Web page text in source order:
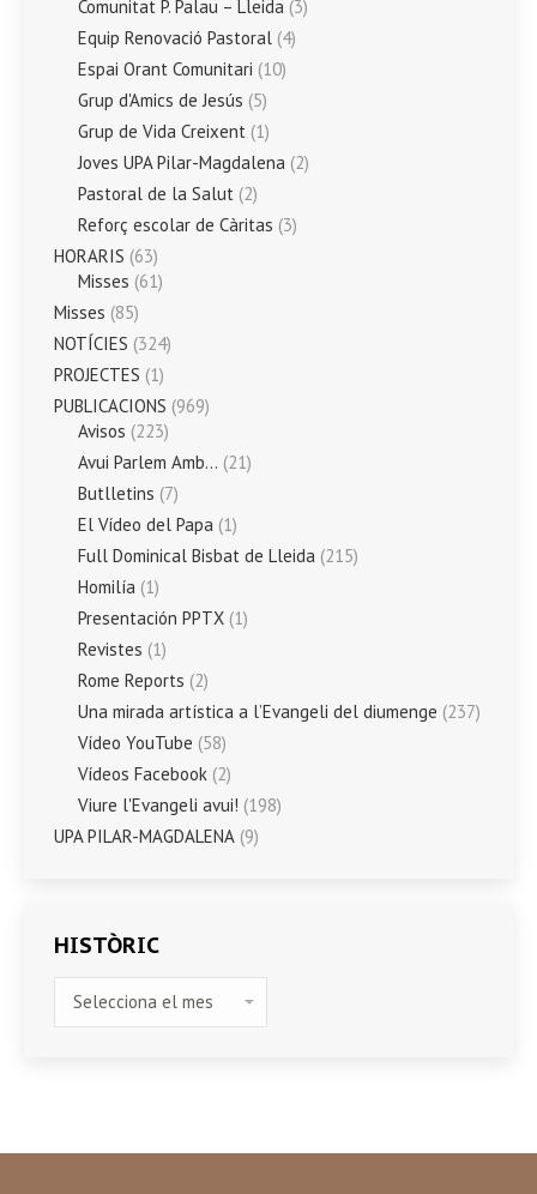
Comunitat P. Palau – Lleida (3)
Equip Renovació Pastoral (4)
Espai Orant Comunitari (10)
Grup d'Amics de Jesús (5)
Grup de Vida Creixent (1)
Joves UPA Pilar-Magdalena (2)
Pastoral de la Salut (2)
Reforç escolar de Càritas (3)
HORARIS (63)
Misses (61)
Misses (85)
NOTÍCIES (324)
PROJECTES (1)
PUBLICACIONS (969)
Avisos (223)
Avui Parlem Amb… (21)
Butlletins (7)
El Vídeo del Papa (1)
Full Dominical Bisbat de Lleida (215)
Homilía (1)
Presentación PPTX (1)
Revistes (1)
Rome Reports (2)
Una mirada artística a l’Evangeli del diumenge (237)
Vídeo YouTube (58)
Vídeos Facebook (2)
Viure l'Evangeli avui! (198)
UPA PILAR-MAGDALENA (9)
HISTÒRIC